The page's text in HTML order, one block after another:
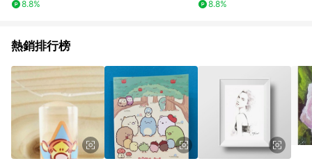
盆栽 產量高 耐熱好種
8.8%
農藥 新鮮採種 適合台
8.8%
熱銷排行榜